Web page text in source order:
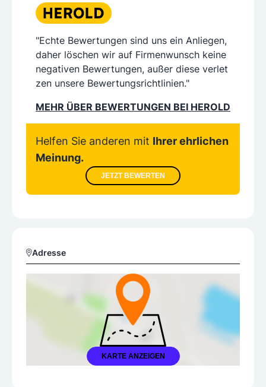
"Echte Bewertungen sind uns ein Anliegen,
daher löschen wir auf Firmenwunsch keine
negativen Bewertungen, außer diese verlet
zen unsere Bewertungsrichtlinien."
MEHR ÜBER BEWERTUNGEN BEI HEROLD
Helfen Sie anderen mit Ihrer ehrlichen
Meinung.
JETZT BEWERTEN
Adresse
KARTE ANZEIGEN